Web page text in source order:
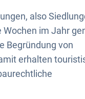
also
Wochen im Jahr
Begründung von
erhalten